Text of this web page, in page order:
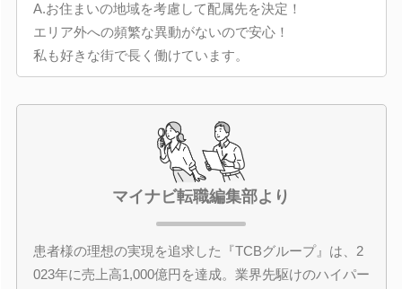
A.お住まいの地域を考慮して配属先を決定！
エリア外への頻繁な異動がないので安心！
私も好きな街で長く働けています。
マイナビ転職編集部より
患者様の理想の実現を追求した『TCBグループ』は、2
023年に売上高1,000億円を達成。業界先駆けのハイパー